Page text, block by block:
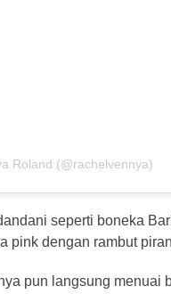
Roland (@rachelvennya)
seperti boneka
pink dengan rambut
pun langsung menuai